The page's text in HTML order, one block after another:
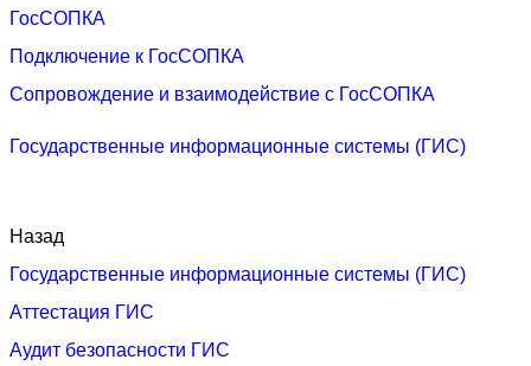
ГосСОПКА
Подключение к ГосСОПКА
Сопровождение и взаимодействие с ГосСОПКА
Государственные информационные системы (ГИС)
Назад
Государственные информационные системы (ГИС)
Аттестация ГИС
Аудит безопасности ГИС